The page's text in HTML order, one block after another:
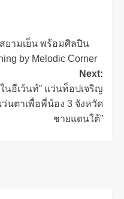
ยามเย็น พร้อมศิลปิน
by Melodic Corner
Next:
นอีเว้นท์” แว่นท็อป​เจริญ​
ว่นตาเพื่อพี่น้อง 3 จังหวัด
ชายแดนใต้”